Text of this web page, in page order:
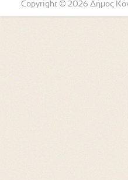
Copyright © 2026 Δήμος